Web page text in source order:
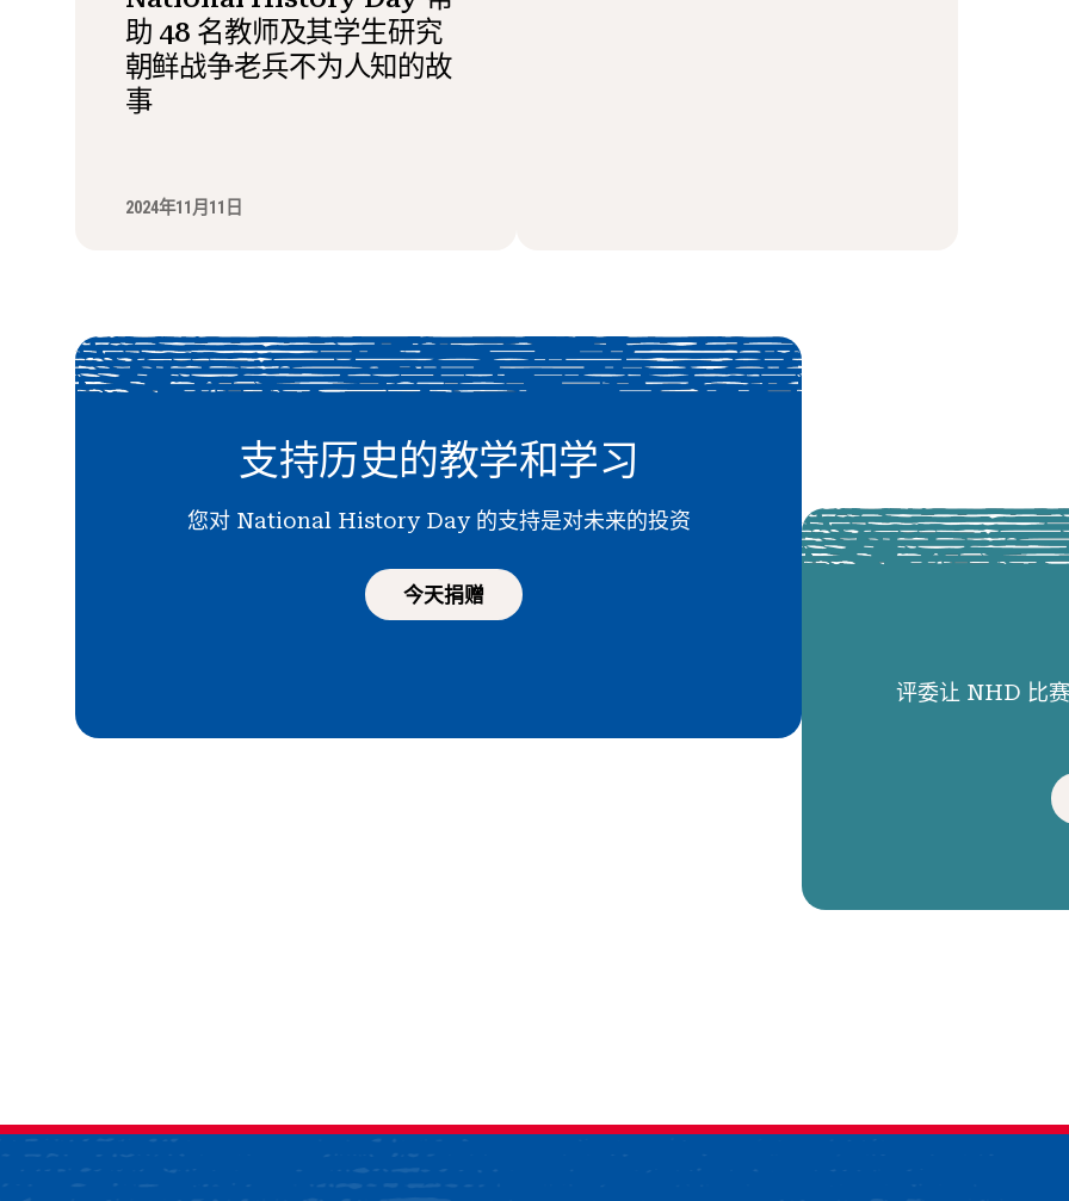
助 48 名教师及其学生研究
朝鲜战争老兵不为人知的故
事
2024年11月11日
支持历史的教学和学习
您对 National History Day 的支持是对未来的投资
今天捐赠
评委让 NHD 比